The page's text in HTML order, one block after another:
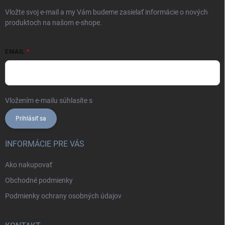
Vložte svoj e-mail a my Vám budeme zasielať informácie o nových
produktoch na našom e-shope.
EMAIL
Vložením e-mailu súhlasíte s
Prihlásiť sa
INFORMÁCIE PRE VÁS
Ako nakupovať
Obchodné podmienky
Podmienky ochrany osobných údajov